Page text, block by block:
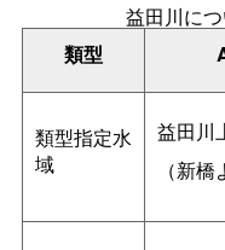
益田川に
類型
類型指定水
域
益田川
（新橋